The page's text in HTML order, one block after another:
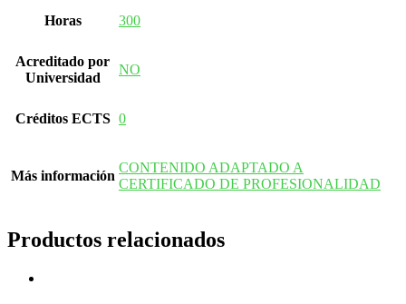
Horas 300
Acreditado por
Universidad
NO
Créditos ECTS 0
Más información
CONTENIDO ADAPTADO A
CERTIFICADO DE PROFESIONALIDAD
Productos relacionados